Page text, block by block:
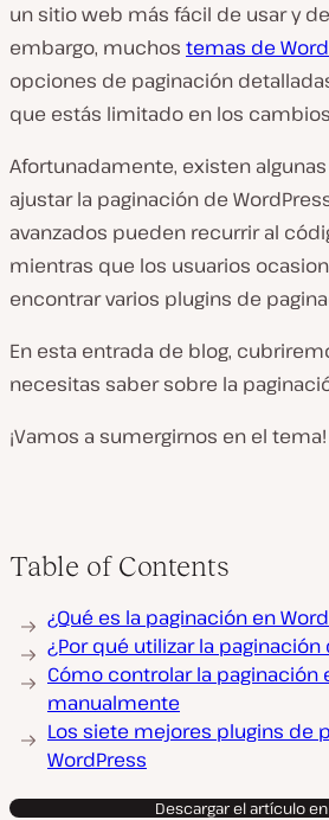
un sitio web más fácil de usar y
embargo, muchos temas de
opciones de paginación
que estás limitado en los
Afortunadamente, existen
ajustar la paginación de
avanzados pueden recurrir al
mientras que los usuarios
encontrar varios plugins de
En esta entrada de blog,
necesitas saber sobre la
¡Vamos a sumergirnos en el tema!
Table of Contents
¿Qué es la paginación en
¿Por qué utilizar la paginación
Cómo controlar la paginación
manualmente
Los siete mejores plugins de
WordPress
Descargar el artículo en